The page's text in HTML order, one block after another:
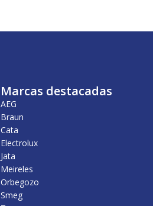
Marcas destacadas
AEG
Braun
Cata
Electrolux
Jata
Meireles
Orbegozo
Smeg